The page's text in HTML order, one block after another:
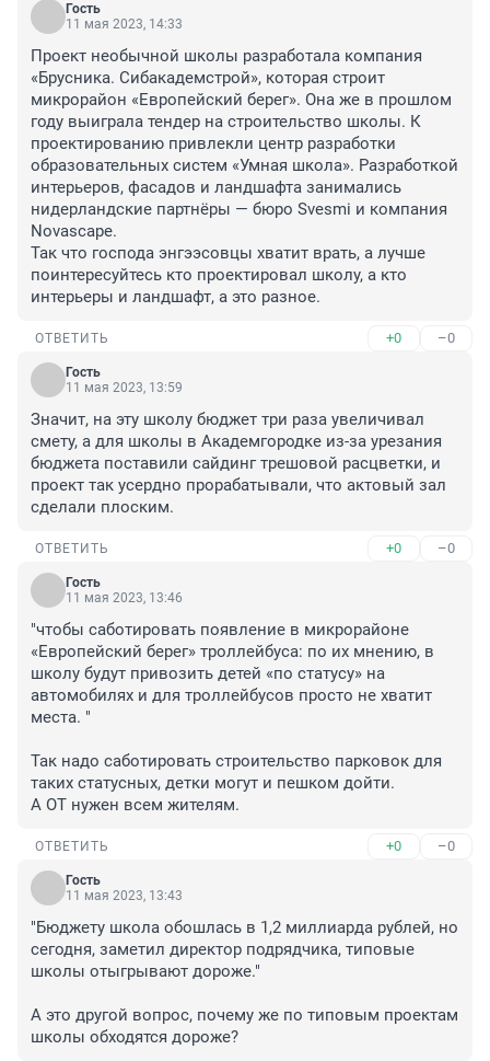
Гость
11 мая 2023, 14:33
Проект необычной школы разработала компания
«Брусника. Сибакадемстрой», которая строит
микрорайон «Европейский берег». Она же в прошлом
году выиграла тендер на строительство школы. К
проектированию привлекли центр разработки
образовательных систем «Умная школа». Разработкой
интерьеров, фасадов и ландшафта занимались
нидерландские партнёры — бюро Svesmi и компания
Novascape.
Так что господа энгээсовцы хватит врать, а лучше
поинтересуйтесь кто проектировал школу, а кто
интерьеры и ландшафт, а это разное.
ОТВЕТИТЬ +0 –0
Гость
11 мая 2023, 13:59
Значит, на эту школу бюджет три раза увеличивал
смету, а для школы в Академгородке из-за урезания
бюджета поставили сайдинг трешовой расцветки, и
проект так усердно прорабатывали, что актовый зал
сделали плоским.
ОТВЕТИТЬ +0 –0
Гость
11 мая 2023, 13:46
"чтобы саботировать появление в микрорайоне
«Европейский берег» троллейбуса: по их мнению, в
школу будут привозить детей «по статусу» на
автомобилях и для троллейбусов просто не хватит
места. "
Так надо саботировать строительство парковок для
таких статусных, детки могут и пешком дойти.
А ОТ нужен всем жителям.
ОТВЕТИТЬ +0 –0
Гость
11 мая 2023, 13:43
"Бюджету школа обошлась в 1,2 миллиарда рублей, но
сегодня, заметил директор подрядчика, типовые
школы отыгрывают дороже."
А это другой вопрос, почему же по типовым проектам
школы обходятся дороже?